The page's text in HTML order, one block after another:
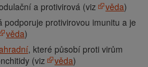
a protivirová (viz věda)
podporuje protivirovou imunitu a je
věda)
, které působí proti virům
(viz
věda)